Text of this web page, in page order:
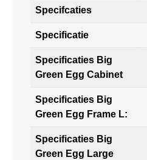
Specifcaties
Specificatie
Specificaties Big
Green Egg Cabinet
Specificaties Big
Green Egg Frame L:
Specificaties Big
Green Egg Large